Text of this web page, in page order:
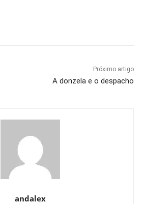
Próximo artigo
A donzela e o despacho
andalex